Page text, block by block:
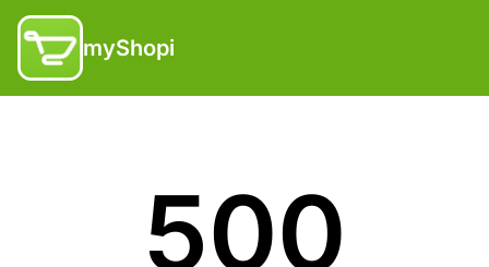
myShopi
500